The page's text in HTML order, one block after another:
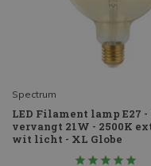
Spectrum
LED Filament lamp E27 -
vervangt 21W - 2500K
wit licht - XL Globe